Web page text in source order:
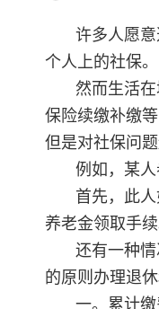
许多人愿
个人上的社保。
然而生活
保险续缴补缴
但是对社保问
例如，某
首先，此
养老金领取手续
还有一种
的原则办理退
一。累计